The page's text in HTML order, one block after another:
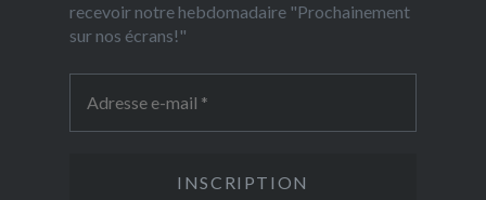
recevoir notre hebdomadaire "Prochainement
sur nos écrans!"